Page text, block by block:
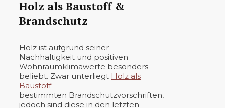
Holz als Baustoff &
Brandschutz
Holz ist aufgrund seiner
Nachhaltigkeit und positiven
Wohnraumklimawerte besonders
beliebt. Zwar unterliegt Holz als
Baustoff
bestimmten Brandschutzvorschriften,
jedoch sind diese in den letzten